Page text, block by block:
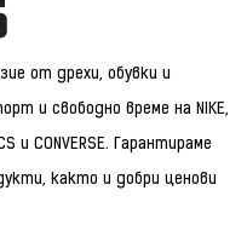
от дрехи, обувки и
и свободно време на NIKE,
и CONVERSE. Гарантираме
както и добри ценови